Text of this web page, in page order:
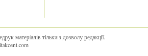
матеріалів тільки з дозволу редакції.